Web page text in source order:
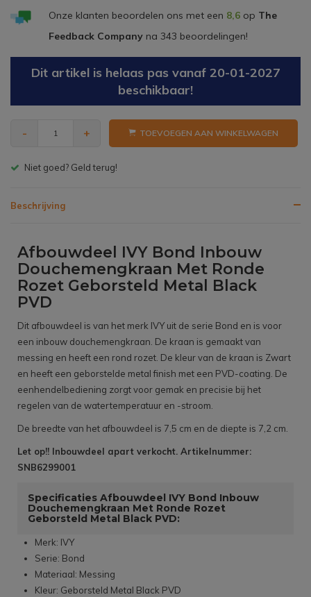
Onze klanten beoordelen ons met een 8,6op The
Feedback Companyna 343 beoordelingen!
Dit artikel is helaas pas vanaf 20-01-2027
beschikbaar!
- + TOEVOEGEN AAN WINKELWAGEN
Gratis bezorgen v.a. € 150,- (NL)
Beschrijving
Afbouwdeel IVY Bond Inbouw
Douchemengkraan Met Ronde
Rozet Geborsteld Metal Black
PVD
Dit afbouwdeel is van het merk IVY uit de serie Bond en is voor
een inbouw douchemengkraan. De kraan is gemaakt van
messing en heeft een rond rozet. De kleur van de kraan is Zwart
en heeft een geborstelde metal finish met een PVD-coating. De
eenhendelbediening zorgt voor gemak en precisie bij het
regelen van de watertemperatuur en -stroom.
De breedte van het afbouwdeel is 7,5 cm en de diepte is 7,2 cm.
Let op!! Inbouwdeel apart verkocht. Artikelnummer:
SNB6299001
Specificaties Afbouwdeel IVY Bond Inbouw
Douchemengkraan Met Ronde Rozet
Geborsteld Metal Black PVD:
Merk: IVY
Serie: Bond
Materiaal: Messing
Kleur: Geborsteld Metal Black PVD